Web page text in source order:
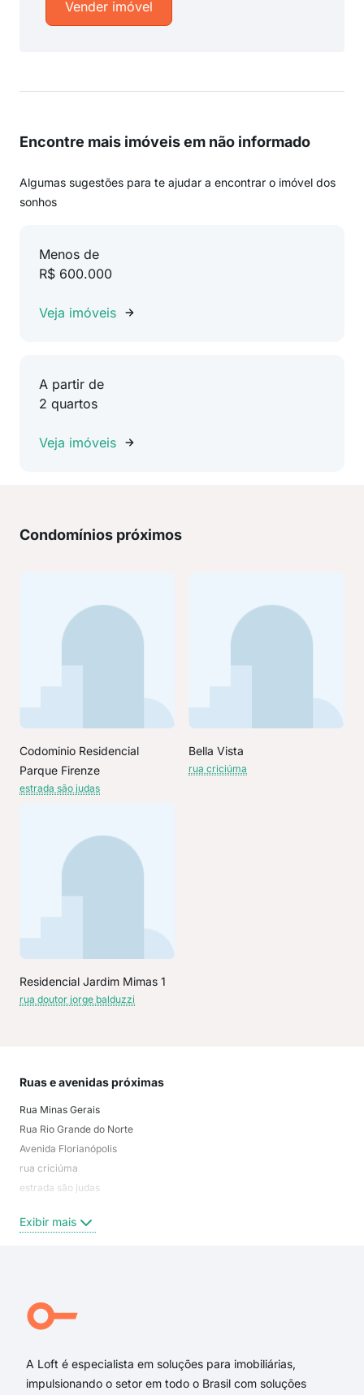
Vender imóvel
Encontre mais imóveis em não informado
Algumas sugestões para te ajudar a encontrar o imóvel dos
sonhos
Menos de
R$ 600.000
Veja imóveis
A partir de
2 quartos
Veja imóveis
Condomínios próximos
Codominio Residencial
Parque Firenze
estrada são judas
Bella Vista
rua criciúma
Residencial Jardim Mimas 1
rua doutor jorge balduzzi
Ruas e avenidas próximas
Rua Minas Gerais
Rua Rio Grande do Norte
Avenida Florianópolis
rua criciúma
estrada são judas
Avenida Hélio Ossamu Daikuara
Rua Doutor Jorge Balduzzi
Helio Ossamu Daikuara
Exibir mais
A Loft é especialista em soluções para imobiliárias,
impulsionando o setor em todo o Brasil com soluções